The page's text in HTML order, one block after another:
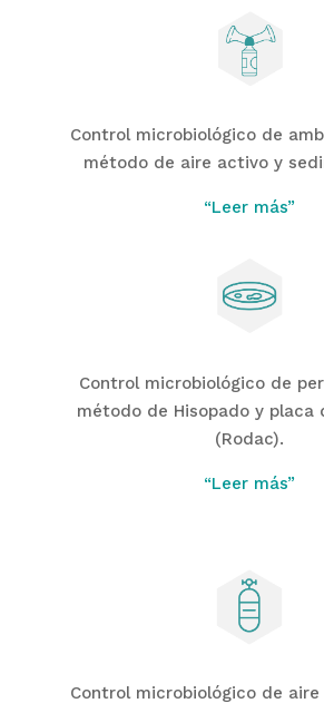
Control microbiológico de
método de aire activo y
“Leer más”
Control microbiológico de
método de Hisopado y
(Rodac).
“Leer más”
Control microbiológico de